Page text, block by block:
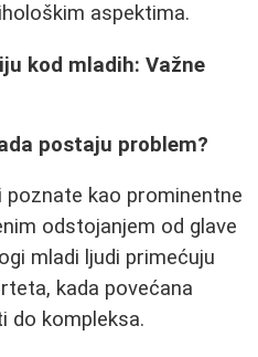
aspektima.
kod mladih: Važne
postaju problem?
poznate kao prominentne
odstojanjem od glave
mladi ljudi primećuju
kada povećana
do kompleksa.